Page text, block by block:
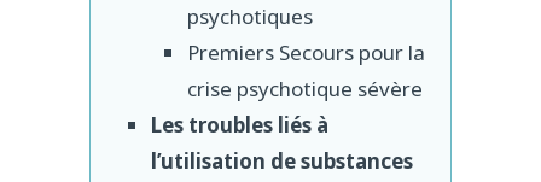
psychotiques
Premiers Secours pour la
crise psychotique sévère
Les troubles liés à
l’utilisation de substances